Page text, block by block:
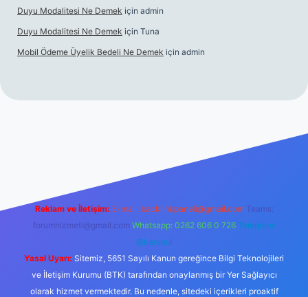
Duyu Modalitesi Ne Demek için admin
Duyu Modalitesi Ne Demek için Tuna
Mobil Ödeme Üyelik Bedeli Ne Demek için admin
Reklam ve İletişim: E-mail: backlinkpaneli@gmail.com Teams:
forumhizmeti@gmail.com Whatsapp: 0262 606 0 726 Telegram:
@karabul
Yasal Uyarı: Sitemiz, 5651 Sayılı Kanun gereğince Bilgi Teknolojileri
ve İletişim Kurumu (BTK) tarafından onaylanmış bir Yer Sağlayıcı
olarak hizmet vermektedir. Bu nedenle, sitedeki içerikleri proaktif